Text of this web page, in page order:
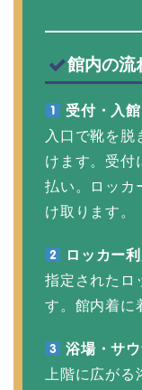
館内の流
受付・入館
入口で靴を脱
けます。受付
払い。ロッカ
け取ります。
ロッカー利
指定されたロ
す。館内着に
浴場・サ
上階に広が